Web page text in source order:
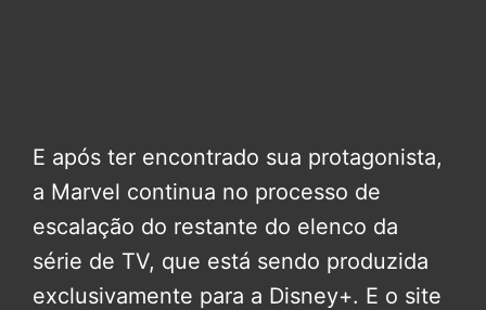
E após ter encontrado sua protagonista,
a Marvel continua no processo de
escalação do restante do elenco da
série de TV, que está sendo produzida
exclusivamente para a Disney+. E o site